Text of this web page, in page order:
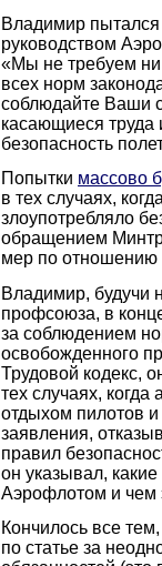
Владимир пытался
руководством
«Мы не требуем
всех норм
соблюдайте Ваши
касающиеся
безопасность
Попытки массово
в тех случаях,
злоупотребляло
обращением
мер по отношению
Владимир, будучи
профсоюза, в
за соблюдением
освобожденного
Трудовой кодекс,
тех случаях,
отдыхом пилотов и
заявления,
правил
он указывал,
Аэрофлотом и чем
Кончилось все
по статье за